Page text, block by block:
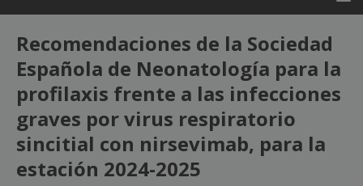
Recomendaciones de la Sociedad
Española de Neonatología para la
profilaxis frente a las infecciones
graves por virus respiratorio
sincitial con nirsevimab, para la
estación 2024-2025